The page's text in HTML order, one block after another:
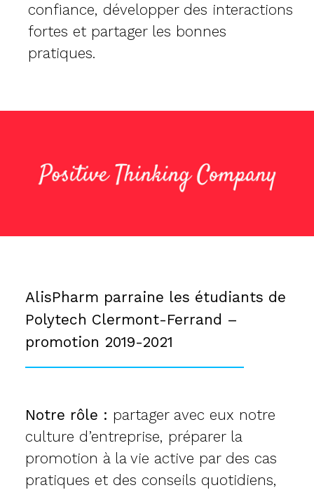
confiance, développer des interactions
fortes et partager les bonnes
pratiques.
AlisPharm parraine les étudiants de
Polytech Clermont-Ferrand –
promotion 2019-2021
Notre rôle : partager avec eux notre
culture d’entreprise, préparer la
promotion à la vie active par des cas
pratiques et des conseils quotidiens,